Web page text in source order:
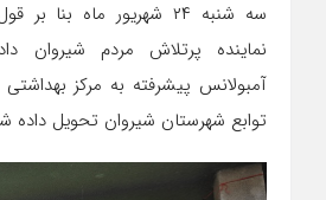
سه شنبه ۲۴ شهریور ماه
نماینده پرتلاش مردم شیروان
آمبولانس پیشرفته به مرکز
توابع شهرستان شیروان تحویل داده